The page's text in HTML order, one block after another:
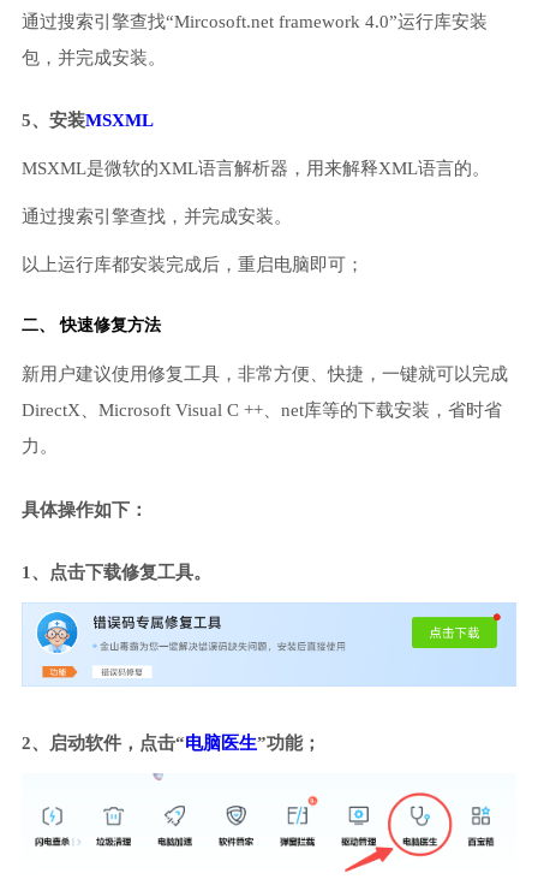
通过搜索引擎查找“Mircosoft.net framework 4.0”运行库安装
包，并完成安装。
5、安装MSXML
MSXML是微软的XML语言解析器，用来解释XML语言的。
通过搜索引擎查找，并完成安装。
以上运行库都安装完成后，重启电脑即可；
二、 快速修复方法
新用户建议使用修复工具，非常方便、快捷，一键就可以完成
DirectX、Microsoft Visual C ++、net库等的下载安装，省时省
力。
具体操作如下：
1、点击下载修复工具。
2、启动软件，点击“电脑医生”功能；